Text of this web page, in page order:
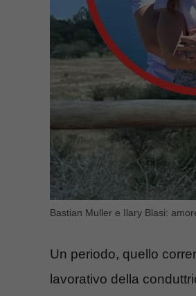
Bastian Muller e Ilary Blasi:
Un periodo, quello
lavorativo della